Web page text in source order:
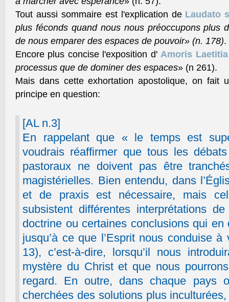
Tout aussi sommaire est l'explication de Laudato
plus féconds quand nous nous préoccupons plus
de nous emparer des espaces de pouvoir» (n. 178).
Encore plus concise l'exposition d'Amoris Laetitia
processus que de dominer des espaces» (n 261).
Mais dans cette exhortation apostolique, on fait
principe en question:
[AL n.3]
En rappelant que « le temps est
voudrais réaffirmer que tous les
pastoraux ne doivent pas être
magistérielles. Bien entendu, dans
et de praxis est nécessaire, mais
subsistent différentes interprétations
doctrine ou certaines conclusions qui
jusqu’à ce que l’Esprit nous conduise
13), c’est-à-dire, lorsqu’il nous
mystère du Christ et que nous
regard. En outre, dans chaque pays
cherchées des solutions plus